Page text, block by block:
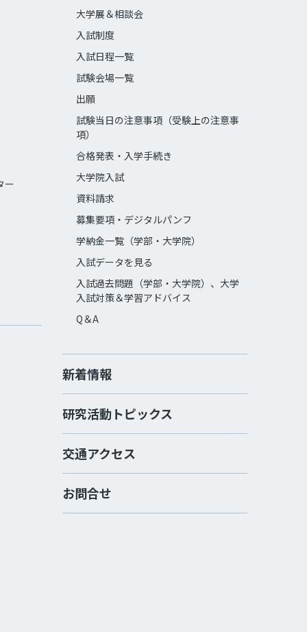
ー
大学展＆相談会
入試制度
入試日程一覧
試験会場一覧
出願
試験当日の注意事項（受験上の注意事
項）
合格発表・入学手続き
大学院入試
資料請求
募集要項・デジタルパンフ
学納金一覧（学部・大学院）
入試データを見る
入試過去問題（学部・大学院）、大学
入試対策＆学習アドバイス
Q＆A
新着情報
研究活動トピックス
交通アクセス
お問合せ